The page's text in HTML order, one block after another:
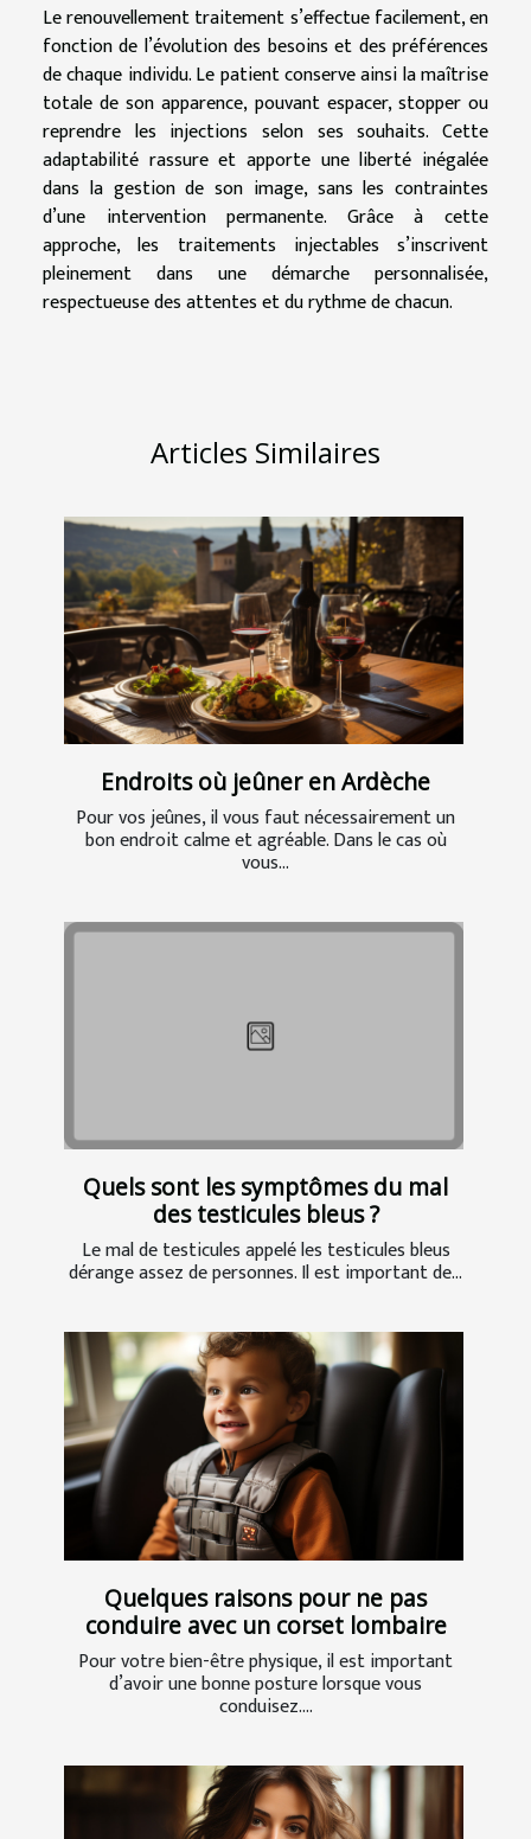
Le renouvellement traitement s’effectue facilement, en
fonction de l’évolution des besoins et des préférences
de chaque individu. Le patient conserve ainsi la maîtrise
totale de son apparence, pouvant espacer, stopper ou
reprendre les injections selon ses souhaits. Cette
adaptabilité rassure et apporte une liberté inégalée
dans la gestion de son image, sans les contraintes
d’une intervention permanente. Grâce à cette
approche, les traitements injectables s’inscrivent
pleinement dans une démarche personnalisée,
respectueuse des attentes et du rythme de chacun.
Articles Similaires
Endroits où jeûner en Ardèche
Pour vos jeûnes, il vous faut nécessairement un
bon endroit calme et agréable. Dans le cas où
vous...
Quels sont les symptômes du mal
des testicules bleus ?
Le mal de testicules appelé les testicules bleus
dérange assez de personnes. Il est important de...
Quelques raisons pour ne pas
conduire avec un corset lombaire
Pour votre bien-être physique, il est important
d’avoir une bonne posture lorsque vous
conduisez....